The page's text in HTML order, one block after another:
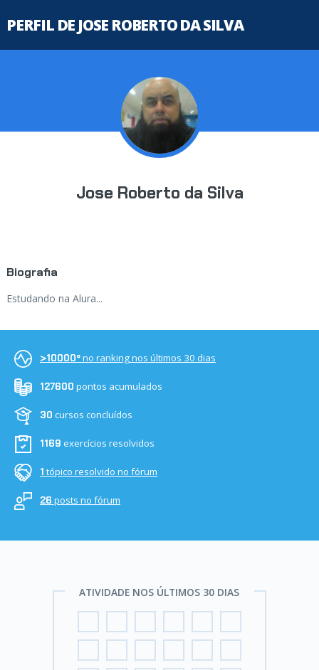
PERFIL DE JOSE ROBERTO DA SILVA
Jose Roberto da Silva
Biografia
Estudando na Alura...
>10000ºno ranking nos últimos 30 dias
127600 pontos acumulados
30 cursos concluídos
1169 exercícios resolvidos
1 tópico resolvido no fórum
26 posts no fórum
ATIVIDADE NOS ÚLTIMOS 30 DIAS